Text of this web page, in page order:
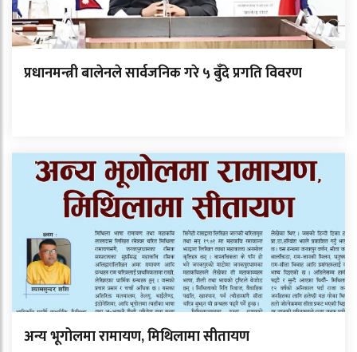
प्रधानमन्त्री बालेनले सार्वजनिक गरे ५ बुँदे प्रगति विवरण
अन्य भूगोलमा रामायण, मिथिलामा सीतायण